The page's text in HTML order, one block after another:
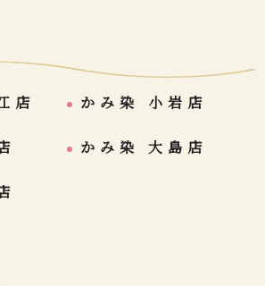
店 かみ染 小岩店
かみ染 大島店